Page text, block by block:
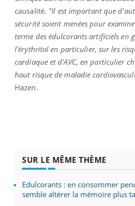
causalité. "Il est important que
sécurité soient menées pour
terme des édulcorants artificiels en
l'érythritol en particulier, sur les
cardiaque et d'AVC, en particulier
haut risque de maladie
Hazen.
SUR LE MÊME THÈME
Edulcorants : en consommer
semble altérer la mémoire plus